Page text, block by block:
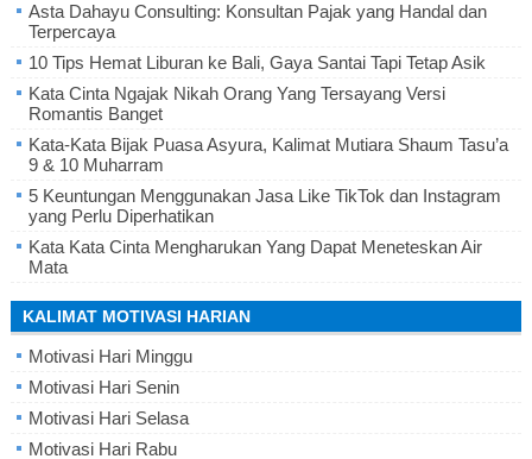
Asta Dahayu Consulting: Konsultan Pajak yang Handal dan
Terpercaya
10 Tips Hemat Liburan ke Bali, Gaya Santai Tapi Tetap Asik
Kata Cinta Ngajak Nikah Orang Yang Tersayang Versi
Romantis Banget
Kata-Kata Bijak Puasa Asyura, Kalimat Mutiara Shaum Tasu’a
9 & 10 Muharram
5 Keuntungan Menggunakan Jasa Like TikTok dan Instagram
yang Perlu Diperhatikan
Kata Kata Cinta Mengharukan Yang Dapat Meneteskan Air
Mata
KALIMAT MOTIVASI HARIAN
Motivasi Hari Minggu
Motivasi Hari Senin
Motivasi Hari Selasa
Motivasi Hari Rabu